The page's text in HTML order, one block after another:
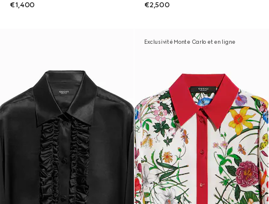
€1,400
€2,500
Exclusivité Monte Carlo et en ligne